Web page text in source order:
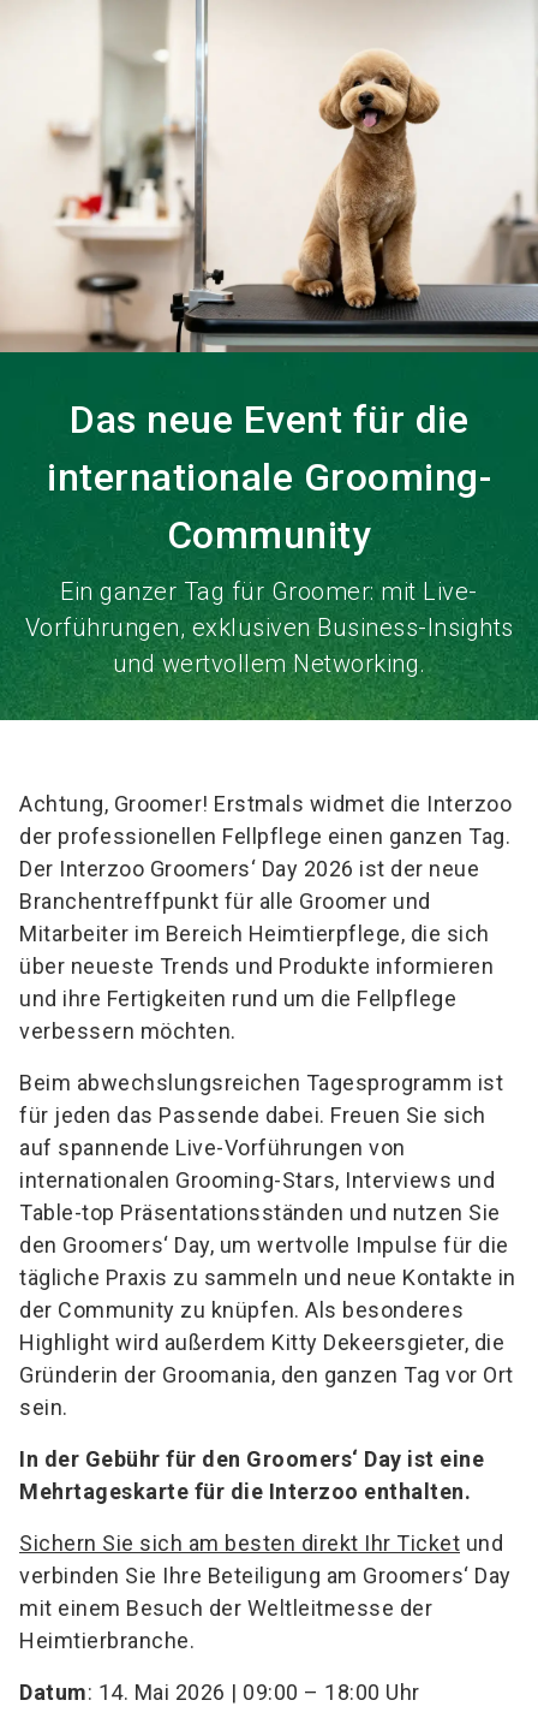
search
Das neue Event für die
internationale Grooming-
Community
Ein ganzer Tag für Groomer: mit Live-
Vorführungen, exklusiven Business-Insights
und wertvollem Networking.
Achtung, Groomer! Erstmals widmet die Interzoo
der professionellen Fellpflege einen ganzen Tag.
Der Interzoo Groomers‘ Day 2026 ist der neue
Branchentreffpunkt für alle Groomer und
Mitarbeiter im Bereich Heimtierpflege, die sich
über neueste Trends und Produkte informieren
und ihre Fertigkeiten rund um die Fellpflege
verbessern möchten.
Beim abwechslungsreichen Tagesprogramm ist
für jeden das Passende dabei. Freuen Sie sich
auf spannende Live-Vorführungen von
internationalen Grooming-Stars, Interviews und
Table-top Präsentationsständen und nutzen Sie
den Groomers‘ Day, um wertvolle Impulse für die
tägliche Praxis zu sammeln und neue Kontakte in
der Community zu knüpfen. Als besonderes
Highlight wird außerdem Kitty Dekeersgieter, die
Gründerin der Groomania, den ganzen Tag vor Ort
sein.
In der Gebühr für den Groomers‘ Day ist eine
Mehrtageskarte für die Interzoo enthalten.
Sichern Sie sich am besten direkt Ihr Ticket und
verbinden Sie Ihre Beteiligung am Groomers‘ Day
mit einem Besuch der Weltleitmesse der
Heimtierbranche.
Datum: 14. Mai 2026 | 09:00 – 18:00 Uhr